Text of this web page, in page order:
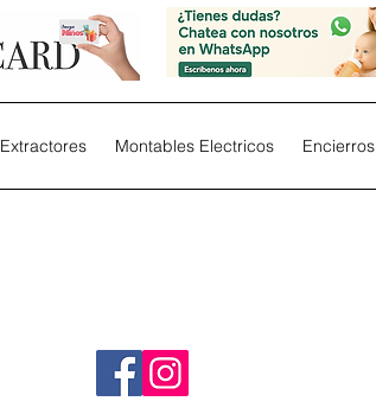
Extractores Montables Electricos Encierros